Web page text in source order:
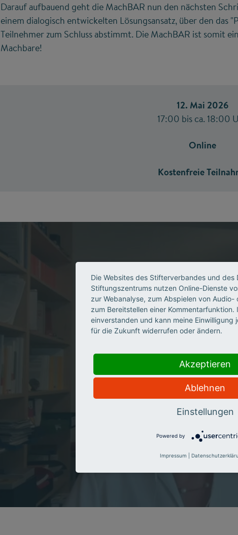
Darauf aufbauend geht die MachBAR nun den nächsten
einem dialogisch entwickelten Lösungsansatz, über den das
Teilnehmer zum Schluss abstimmt. Die MachBAR ist somit
Machbare!
12. Mai 2026
17:00 bis ca. 18:00
Online
Kostenfreie
Videomitschnitt der
vom 12. Mai
VIDEO ABSPIELEN>
Die Websites des Stifterverbandes und des
Stiftungszentrums nutzen Online-Dienste
zur Webanalyse, zum Abspielen von Audio-
zum Bereitstellen einer Kommentarfunktion.
einverstanden und kann meine Einwilligung
für die Zukunft widerrufen oder ändern.
Akzeptieren
Ablehnen
Einstellungen
Powered by
Impressum